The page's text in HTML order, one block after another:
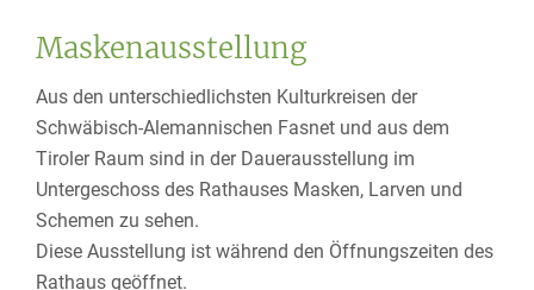
Maskenausstellung
Aus den unterschiedlichsten Kulturkreisen der
Schwäbisch-Alemannischen Fasnet und aus dem
Tiroler Raum sind in der Dauerausstellung im
Untergeschoss des Rathauses Masken, Larven und
Schemen zu sehen.
Diese Ausstellung ist während den Öffnungszeiten des
Rathaus geöffnet.